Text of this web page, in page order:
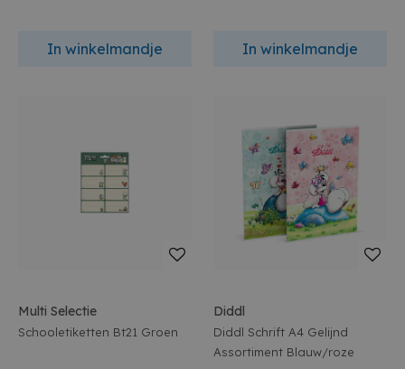
In winkelmandje In winkelmandje
Multi Selectie
Schooletiketten Bt21 Groen
Diddl
Diddl Schrift A4 Gelijnd
Assortiment Blauw/roze